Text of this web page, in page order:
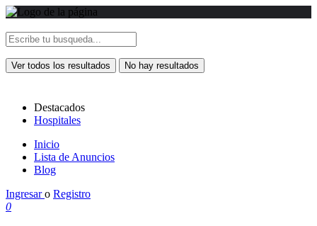
Ver todos los resultados No hay resultados
Destacados
Hospitales
Inicio
Lista de Anuncios
Blog
Ingresaro Registro
0